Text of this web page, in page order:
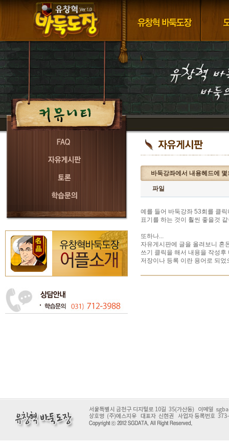
바둑강좌에서 내용헤드에
파일
예를 들어 바둑강좌 53회를 클
표기를 하는 것이 훨씬 좋을것
또하나...
자유게시판에 글을 올려보니 혼
쓰기 클릭을 해서 내용을 작성
저장이나 등록 이란 용어로 되